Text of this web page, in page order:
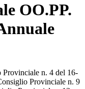
OO.PP.
n. 4 del 16-
Provinciale n. 9